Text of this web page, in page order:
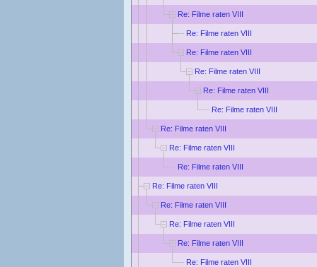
Re: Filme raten VIII
Re: Filme raten VIII
Re: Filme raten VIII
Re: Filme raten VIII
Re: Filme raten VIII
Re: Filme raten VIII
Re: Filme raten VIII
Re: Filme raten VIII
Re: Filme raten VIII
Re: Filme raten VIII
Re: Filme raten VIII
Re: Filme raten VIII
Re: Filme raten VIII
Re: Filme raten VIII